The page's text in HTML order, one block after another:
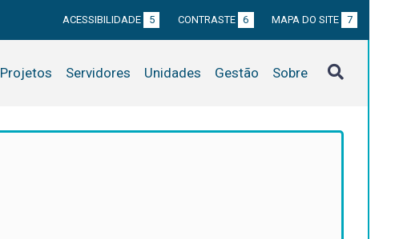
ACESSIBILIDADE 5 CONTRASTE 6 MAPA DO SITE 7
Projetos Servidores Unidades Gestão Sobre